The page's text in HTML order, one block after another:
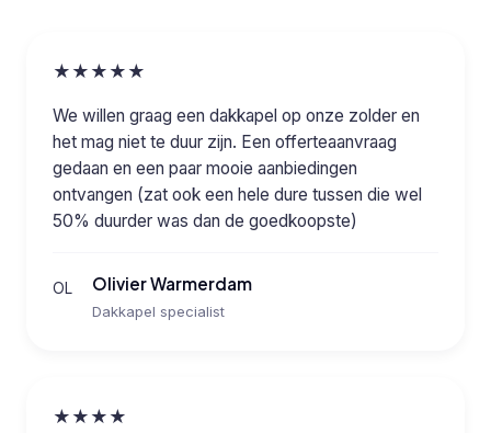
★★★★★
We willen graag een dakkapel op onze zolder en
het mag niet te duur zijn. Een offerteaanvraag
gedaan en een paar mooie aanbiedingen
ontvangen (zat ook een hele dure tussen die wel
50% duurder was dan de goedkoopste)
OL Olivier Warmerdam
Dakkapel specialist
★★★★